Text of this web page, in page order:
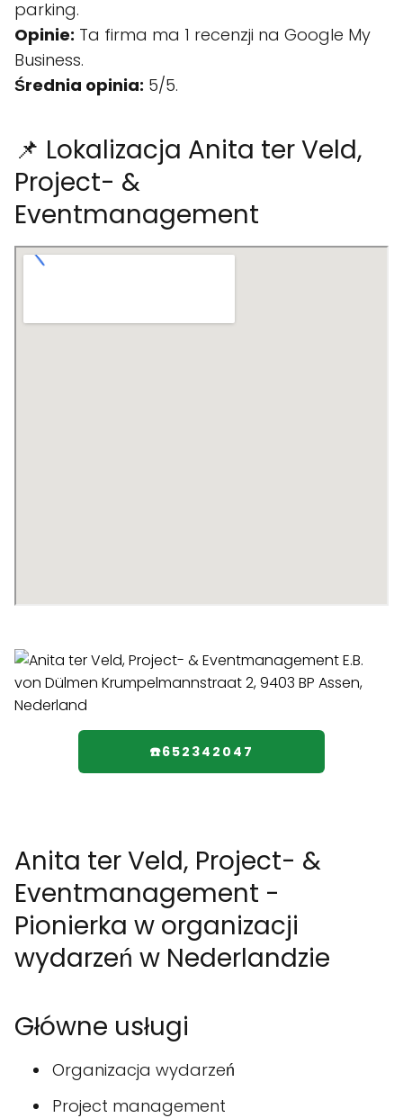
parking.
Opinie: Ta firma ma 1 recenzji na Google My
Business.
Średnia opinia: 5/5.
📌 Lokalizacja Anita ter Veld,
Project- &
Eventmanagement
☎️652342047
Anita ter Veld, Project- &
Eventmanagement -
Pionierka w organizacji
wydarzeń w Nederlandzie
Główne usługi
Organizacja wydarzeń
Project management